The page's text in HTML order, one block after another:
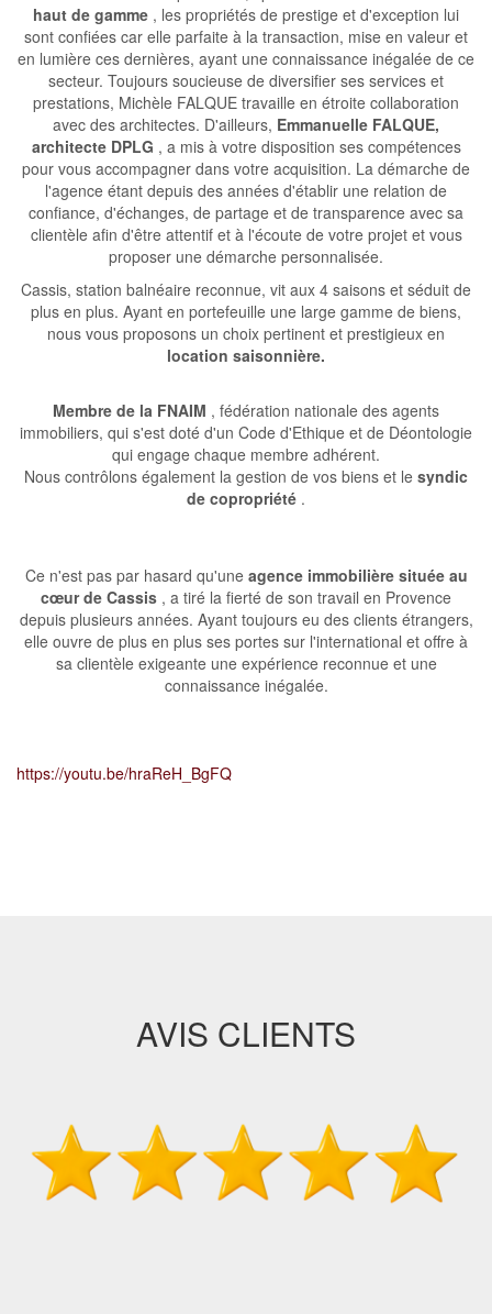
haut de gamme , les propriétés de prestige et d'exception lui
sont confiées car elle parfaite à la transaction, mise en valeur et
en lumière ces dernières, ayant une connaissance inégalée de ce
secteur. Toujours soucieuse de diversifier ses services et
prestations, Michèle FALQUE travaille en étroite collaboration
avec des architectes. D'ailleurs, Emmanuelle FALQUE,
architecte DPLG , a mis à votre disposition ses compétences
pour vous accompagner dans votre acquisition. La démarche de
l'agence étant depuis des années d'établir une relation de
confiance, d'échanges, de partage et de transparence avec sa
clientèle afin d'être attentif et à l'écoute de votre projet et vous
proposer une démarche personnalisée.
Cassis, station balnéaire reconnue, vit aux 4 saisons et séduit de
plus en plus. Ayant en portefeuille une large gamme de biens,
nous vous proposons un choix pertinent et prestigieux en
location saisonnière.
Membre de la FNAIM , fédération nationale des agents
immobiliers, qui s'est doté d'un Code d'Ethique et de Déontologie
qui engage chaque membre adhérent.
Nous contrôlons également la gestion de vos biens et le syndic
de copropriété .
Ce n'est pas par hasard qu'une agence immobilière située au
cœur de Cassis , a tiré la fierté de son travail en Provence
depuis plusieurs années. Ayant toujours eu des clients étrangers,
elle ouvre de plus en plus ses portes sur l'international et offre à
sa clientèle exigeante une expérience reconnue et une
connaissance inégalée.
https://youtu.be/hraReH_BgFQ
AVIS CLIENTS